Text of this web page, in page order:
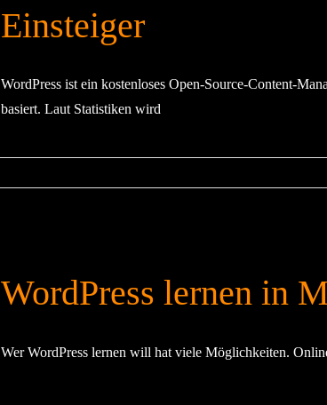
Einsteiger
WordPress ist ein kostenloses Open-Source-Content-
basiert. Laut Statistiken wird
WordPress lernen in
Wer WordPress lernen will hat viele Möglichkeiten.